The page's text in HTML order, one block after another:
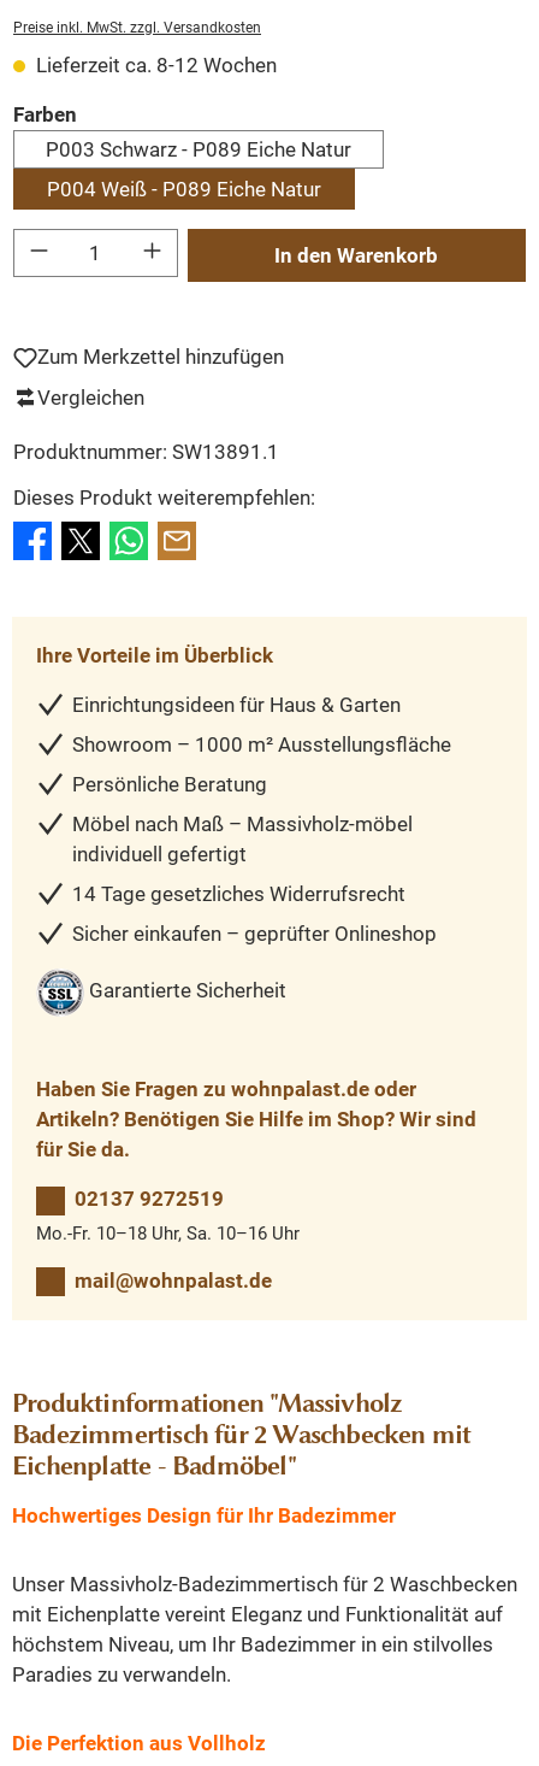
Preise inkl. MwSt. zzgl. Versandkosten
Lieferzeit ca. 8-12 Wochen
Farben
P003 Schwarz - P089 Eiche Natur
P004 Weiß - P089 Eiche Natur
Produkt Anzahl: Gib den gewünschten Wert ein oder benutze die Schaltflächen
In den Warenkorb
Zum Merkzettel hinzufügen
Vergleichen
Produktnummer: SW13891.1
Dieses Produkt weiterempfehlen:
Ihre Vorteile im Überblick
Einrichtungsideen für Haus & Garten
Showroom – 1000 m² Ausstellungsfläche
Persönliche Beratung
Möbel nach Maß – Massivholz-möbel
individuell gefertigt
14 Tage gesetzliches Widerrufsrecht
Sicher einkaufen – geprüfter Onlineshop
Garantierte Sicherheit
Haben Sie Fragen zu wohnpalast.de oder
Artikeln? Benötigen Sie Hilfe im Shop? Wir sind
für Sie da.
02137 9272519
Mo.-Fr. 10–18 Uhr, Sa. 10–16 Uhr
mail@wohnpalast.de
Produktinformationen "Massivholz
Badezimmertisch für 2 Waschbecken mit
Eichenplatte - Badmöbel"
Hochwertiges Design für Ihr Badezimmer
Unser Massivholz-Badezimmertisch für 2 Waschbecken
mit Eichenplatte vereint Eleganz und Funktionalität auf
höchstem Niveau, um Ihr Badezimmer in ein stilvolles
Paradies zu verwandeln.
Die Perfektion aus Vollholz